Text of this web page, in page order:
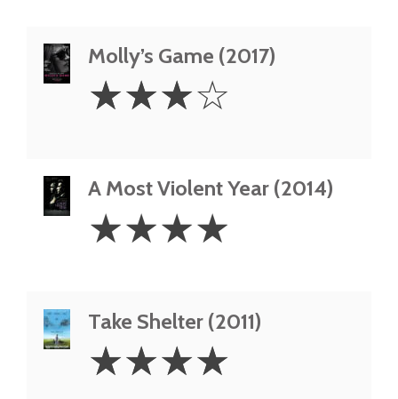
Molly’s Game (2017)
Stars
☆☆☆☆
A Most Violent Year (2014)
Stars
☆☆☆☆
Take Shelter (2011)
Stars
☆☆☆☆